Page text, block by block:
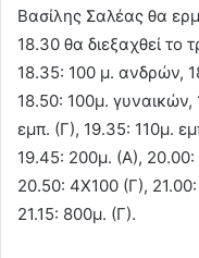
Βασίλης Σαλέας θα
18.30 θα διεξαχθεί το
18.35: 100 μ. ανδρών,
18.50: 100μ.
εμπ. (Γ), 19.35: 110μ.
19.45: 200μ. (Α),
20.50: 4Χ100 (Γ),
21.15: 800μ. (Γ).